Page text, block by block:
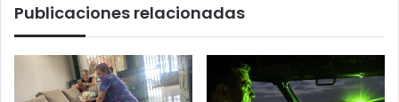
prudencia
Publicaciones relacionadas